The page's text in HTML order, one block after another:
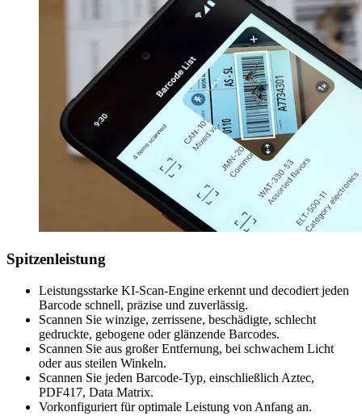
Spitzenleistung
Leistungsstarke KI-Scan-Engine erkennt und decodiert jeden
Barcode schnell, präzise und zuverlässig.
Scannen Sie winzige, zerrissene, beschädigte, schlecht
gedruckte, gebogene oder glänzende Barcodes.
Scannen Sie aus großer Entfernung, bei schwachem Licht
oder aus steilen Winkeln.
Scannen Sie jeden Barcode-Typ, einschließlich Aztec,
PDF417, Data Matrix.
Vorkonfiguriert für optimale Leistung von Anfang an.